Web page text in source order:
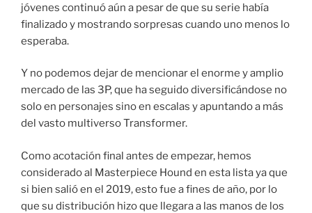
jóvenes continuó aún a pesar de que su serie había
finalizado y mostrando sorpresas cuando uno menos lo
esperaba.
Y no podemos dejar de mencionar el enorme y amplio
mercado de las 3P, que ha seguido diversificándose no
solo en personajes sino en escalas y apuntando a más
del vasto multiverso Transformer.
Como acotación final antes de empezar, hemos
considerado al Masterpiece Hound en esta lista ya que
si bien salió en el 2019, esto fue a fines de año, por lo
que su distribución hizo que llegara a las manos de los